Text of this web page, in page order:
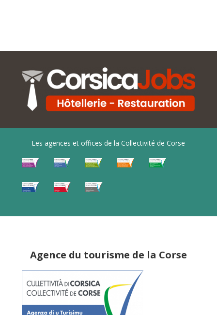
Les agences et offices de la Collectivité de Corse
Agence du tourisme de la Corse